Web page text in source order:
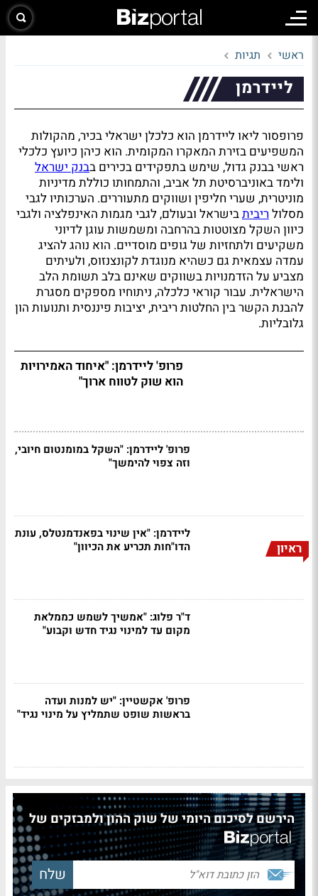
ראשי תגיות
ליידרמן
פרופסור ליאו ליידרמן הוא כלכלן ישראלי בכיר, מהקולות
המשפיעים בזירת המאקרו המקומית. הוא כיהן כיועץ כלכלי
ראשי בבנק גדול, שימש בתפקידים בכירים בבנק ישראל
ולימד באוניברסיטת תל אביב, והתמחותו כוללת מדיניות
מוניטרית, שערי חליפין ושווקים מתעוררים. הערכותיו לגבי
מסלולריביתבישראל ובעולם, לגבי מגמות האינפלציה ולגבי
כיוון השקל מצוטטות בהרחבה ומשמשות עוגן לדיוני
משקיעים ולתחזיות של גופים מוסדיים. הוא נוהג להציג
עמדה עצמאית גם כשהיא מנוגדת לקונצנזוס, ולעיתים
מצביע על הזדמנויות בשווקים שאינם בלב תשומת הלב
הישראלית. עבור קוראי כלכלה, ניתוחיו מספקים מסגרת
להבנת הקשר בין החלטות ריבית, יציבות פיננסית ותנועות הון
גלובליות.
פרופ' ליידרמן: "איחוד האמירויות
הוא שוק לטווח ארוך"
פרופ' ליידרמן: "השקל במומנטום חיובי,
וזה צפוי להימשך"
ראיון
ליידרמן: "אין שינוי בפאנדמנטלס, עונת
הדו"חות תכריע את הכיוון"
ד"ר פלוג: "אמשיך לשמש כממלאת
מקום עד למינוי נגיד חדש וקבוע"
פרופ' אקשטיין: "יש למנות ועדה
בראשות שופט שתמליץ על מינוי נגיד"
הירשם לסיכום היומי של שוק ההון ולמבזקים של